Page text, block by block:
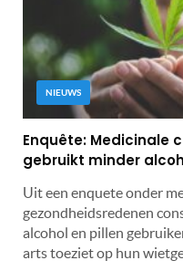
NIEUWS
Enquête: Medicinale
gebruikt minder
Uit een enquete onder
gezondheidsredenen
alcohol en pillen
arts toeziet op hun